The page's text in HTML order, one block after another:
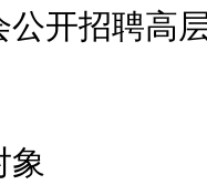
公开招聘高